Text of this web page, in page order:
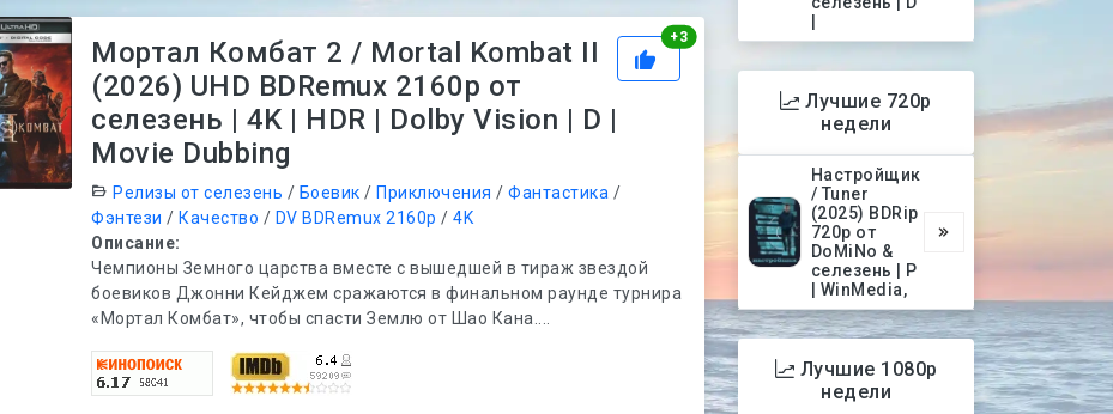
+3Рейтинг
Мортал Комбат 2 / Mortal Kombat II
(2026) UHD BDRemux 2160p от
селезень | 4K | HDR | Dolby Vision | D |
Movie Dubbing
Релизы от селезень / Боевик /Приключения /Фантастика /
Фэнтези /Качество / DV BDRemux 2160p /4K
Описание:
Чемпионы Земного царства вместе с вышедшей в тираж звездой
боевиков Джонни Кейджем сражаются в финальном раунде турнира
«Мортал Комбат», чтобы спасти Землю от Шао Кана....
Лучшие 720p
недели
Настройщик
/ Tuner
(2025) BDRip
720p от
DoMiNo &
селезень | P
| WinMedia,
Лучшие 1080p
недели